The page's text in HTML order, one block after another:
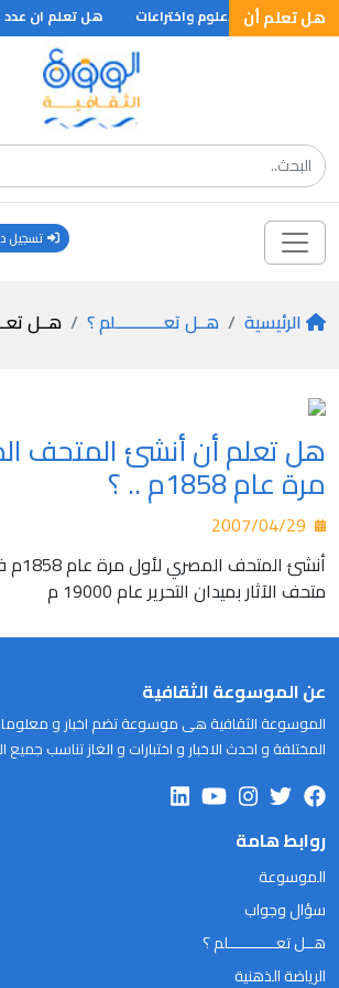
هل تعلم أن
هل تعلم/علوم واختراعات هل تعلم ان عدد
تسجيل
الرئيسية هــل تعـــــــــــلم ؟ هــل
هل تعلم أن أنشئ المتحف
مرة عام 1858م .. ؟
أنشئ
متحف الآثار بميدان التحرير عام 19000 م
عن الموسوعة الثقافية
الموسوعة الثقافية هى موسوعة تضم اخبار و
المختلفة و احدث الاخبار و اختبارات و الغاز تناسب جميع
روابط هامة
الموسوعة
سؤال وجواب
هــل تعـــــــــــلم ؟
الرياضة الذهنية